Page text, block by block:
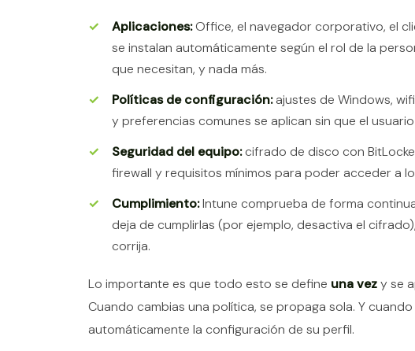
Aplicaciones:Office, el navegador corporativo, el
se instalan automáticamente según el rol de la
que necesitan, y nada más.
Políticas de configuración:ajustes de Windows,
y preferencias comunes se aplican sin que el
Seguridad del equipo:cifrado de disco con
firewall y requisitos mínimos para poder acceder a
Cumplimiento:Intune comprueba de forma
deja de cumplirlas (por ejemplo, desactiva el
corrija.
Lo importante es que todo esto se define una vezy se
Cuando cambias una política, se propaga sola. Y
automáticamente la configuración de su perfil.